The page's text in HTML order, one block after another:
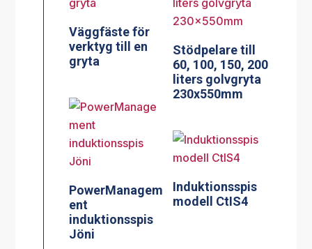
Väggfäste för
verktyg till en
gryta
Stödpelare till
60, 100, 150, 200
liters golvgryta
230x550mm
PowerManagem
ent
induktionsspis
Jöni
Induktionsspis
modell CtIS4